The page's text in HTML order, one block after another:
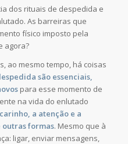
dos rituais de despedida e
As barreiras que
físico imposto pela
agora?
ao mesmo tempo, há coisas
são essenciais,
para esse momento de
na vida do enlutado
carinho, a atenção e a
outras formas. Mesmo que à
ligar, enviar mensagens,